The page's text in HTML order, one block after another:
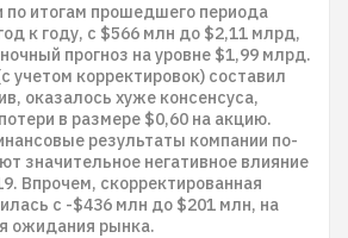
по итогам прошедшего периода
к году, с $566 млн до $2,11 млрд,
прогноз на уровне $1,99 млрд.
учетом корректировок) составил
оказалось хуже консенсуса,
в размере $0,60 на акцию.
результаты компании по-
значительное негативное влияние
Впрочем, скорректированная
с -$436 млн до $201 млн, на
ожидания рынка.